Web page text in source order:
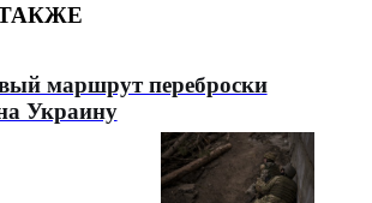
маршрут переброски
Украину